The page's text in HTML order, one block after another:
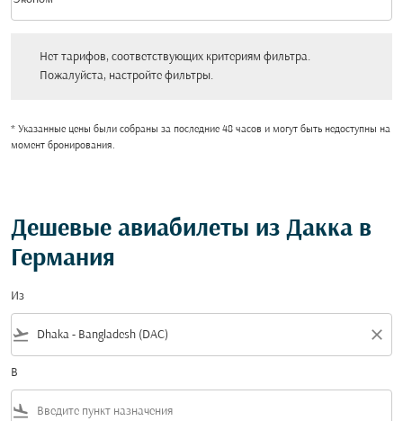
Класс option Эконом Selected
Нет тарифов, соответствующих критериям фильтра.
Пожалуйста, настройте фильтры.
* Указанные цены были собраны за последние 48 часов и могут быть недоступны на
момент бронирования.
Дешевые авиабилеты из Дакка в
Германия
Из
flight_takeoff close
В
flight_land